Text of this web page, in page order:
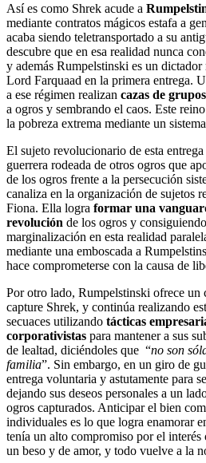
Así es como Shrek acude a
mediante contratos mágicos estafa a
acaba siendo teletransportado a su
descubre que en esa realidad nunca
y además Rumpelstinski es un
Lord Farquaad en la primera entrega.
a ese régimen realizan cazas de
a ogros y sembrando el caos. Este
la pobreza extrema mediante un
El sujeto revolucionario de esta
guerrera rodeada de otros ogros que
de los ogros frente a la persecución
canaliza en la organización de sujetos
Fiona. Ella logra formar una
revolución de los ogros y
marginalización en esta realidad
mediante una emboscada a
hace comprometerse con la causa de
Por otro lado, Rumpelstinski ofrece un
capture Shrek, y continúa realizando
secuaces utilizando tácticas
corporativistas para mantener a sus
de lealtad, diciéndoles que “no son
familia”. Sin embargo, en un giro de
entrega voluntaria y astutamente para
dejando sus deseos personales a un
ogros capturados. Anticipar el bien
individuales es lo que logra enamorar
tenía un alto compromiso por el
un beso y de amor, y todo vuelve a la